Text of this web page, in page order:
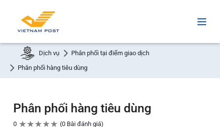
Dịch vụ
Phân phối tại điểm giao dịch
Phân phối hàng tiêu dùng
Phân phối hàng tiêu dùng
0 ★★★★★ 0 Bài đánh giá